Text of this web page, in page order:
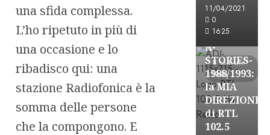
una sfida complessa.
L’ho ripetuto in più di
una occasione e lo
ribadisco qui: una
stazione Radiofonica è la
somma delle persone
che la compongono. E
11/04/2021
0
1625
8 minuti
letti
Formazione
FREE
A-
STORIES-
1988/1993:
la MIA
DIREZIONE
di RTL
102.5